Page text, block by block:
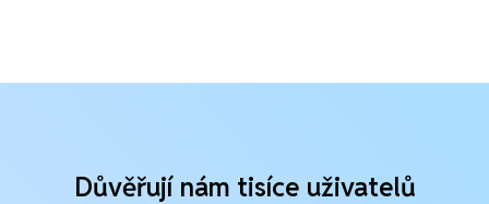
Důvěřují nám tisíce uživatelů